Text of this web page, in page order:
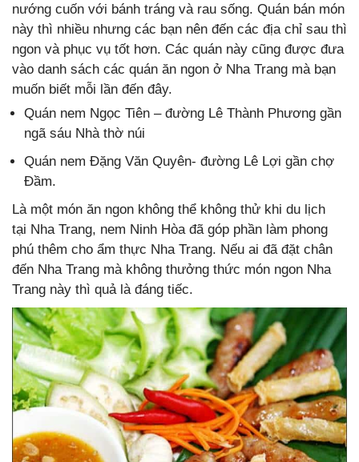
nướng cuốn với bánh tráng và rau sống. Quán bán món
này thì nhiều nhưng các bạn nên đến các địa chỉ sau thì
ngon và phục vụ tốt hơn. Các quán này cũng được đưa
vào danh sách các quán ăn ngon ở Nha Trang mà bạn
muốn biết mỗi lần đến đây.
Quán nem Ngọc Tiên – đường Lê Thành Phương gần
ngã sáu Nhà thờ núi
Quán nem Đặng Văn Quyên- đường Lê Lợi gần chợ
Đầm.
Là một món ăn ngon không thể không thử khi du lịch
tại Nha Trang, nem Ninh Hòa đã góp phần làm phong
phú thêm cho ẩm thực Nha Trang. Nếu ai đã đặt chân
đến Nha Trang mà không thưởng thức món ngon Nha
Trang này thì quả là đáng tiếc.